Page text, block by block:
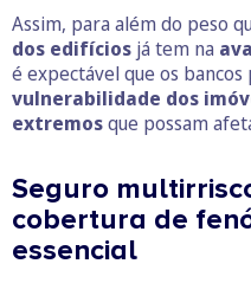
Assim, para além do peso
dos edifícios já tem na
é expectável que os
vulnerabilidade dos
extremosque possam
Seguro
cobertura de
essencial